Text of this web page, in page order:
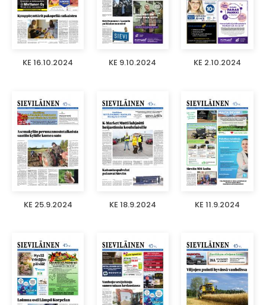
KE 16.10.2024 KE 9.10.2024 KE 2.10.2024
KE 25.9.2024 KE 18.9.2024 KE 11.9.2024